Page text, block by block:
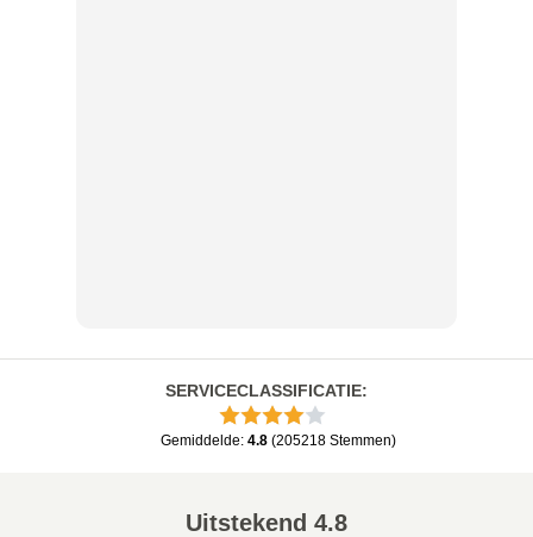
SERVICECLASSIFICATIE:
Gemiddelde: 4.8 (205218 Stemmen)
Uitstekend 4.8